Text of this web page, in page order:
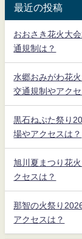
最近の投稿
おおさき花火大
通規制は？
水郷おみがわ花
交通規制やアクセ
黒石ねぷた祭り
場やアクセスは？
旭川夏まつり花
クセスは？
那智の火祭り
アクセスは？